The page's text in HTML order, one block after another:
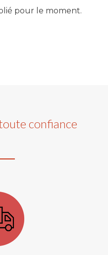
pour le moment.
confiance